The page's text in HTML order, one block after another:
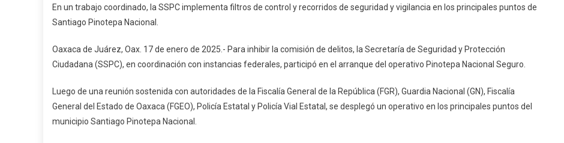
Nacional
En un trabajo coordinado, la SSPC implementa filtros de control y recorridos de seguridad y vigilancia en los principales puntos de
Santiago Pinotepa Nacional.
Oaxaca de Juárez, Oax. 17 de enero de 2025.- Para inhibir la comisión de delitos, la Secretaría de Seguridad y Protección
Ciudadana (SSPC), en coordinación con instancias federales, participó en el arranque del operativo Pinotepa Nacional Seguro.
Luego de una reunión sostenida con autoridades de la Fiscalía General de la República (FGR), Guardia Nacional (GN), Fiscalía
General del Estado de Oaxaca (FGEO), Policía Estatal y Policía Vial Estatal, se desplegó un operativo en los principales puntos del
municipio Santiago Pinotepa Nacional.